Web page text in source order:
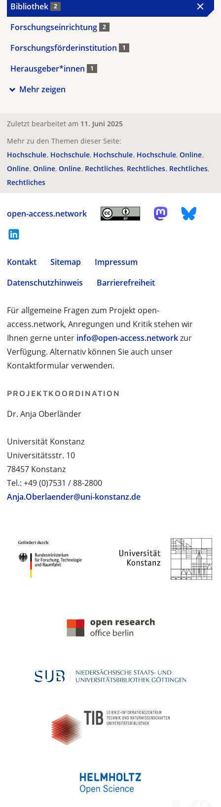
Bibliothek 2
Forschungseinrichtung 2
Forschungsförderinstitution 1
Herausgeber*innen 1
Mehr zeigen
Zuletzt bearbeitet am 11. Juni 2025
Mehr zu den Themen dieser Seite:
Hochschule Hochschule Hochschule Hochschule Online
Online Online Online Rechtliches Rechtliches Rechtliches
Rechtliches
open-access.network
Kontakt Sitemap
Impressum
Datenschutzhinweis
Barrierefreiheit
Für allgemeine Fragen zum Projekt open-
access.network, Anregungen und Kritik stehen wir
Ihnen gerne unter info@open-access.networkzur
Verfügung. Alternativ können Sie auch unser
Kontaktformular verwenden.
PROJEKTKOORDINATION
Dr. Anja Oberländer
Universität Konstanz
Universitätsstr. 10
78457 Konstanz
Tel.: +49 (0)7531 / 88-2800
Anja.Oberlaender@uni-konstanz.de